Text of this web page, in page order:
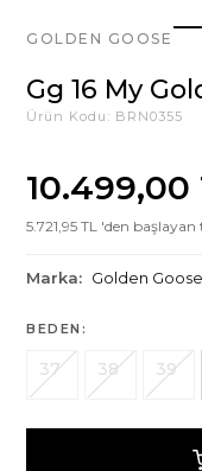
GOLDEN GOOSE
Gg 16 My
Ürün Kodu: BRN0355
10.499,00
5.721,95 TL 'den
Marka: Golden Goose
BEDEN:
37 38 39